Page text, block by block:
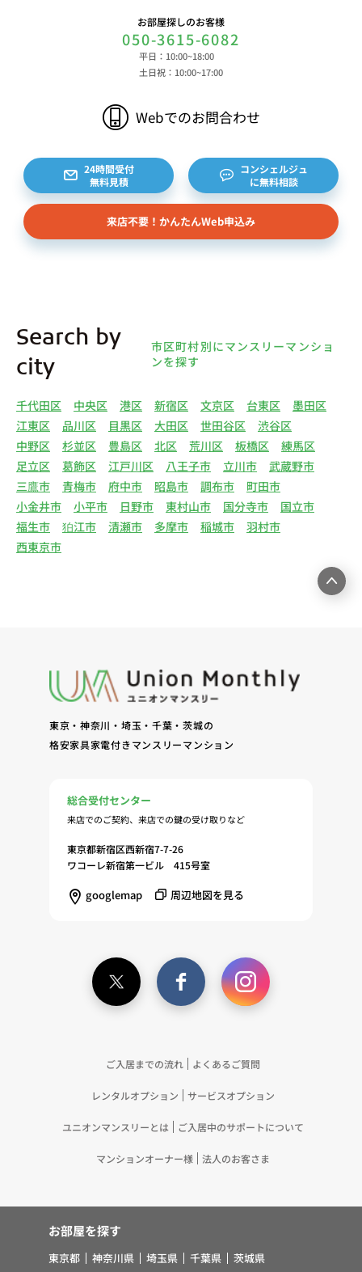
対するお問い合わせ・ご連絡等に関する情報等 ま
た、お客様の個人情報は、弊社のデータベースシス
テムに登録されます。登録されるお客様の個人情報
積書等をもとに登録されます。 （2）弊社と賃貸
借契約を締結している不動産所有者様および所有者
約等のお問合せをいただいた個人または企業、イン
ターネット上の不動産オーナーサイト等からの査定
依頼者、 公開情報などから取得した不動産所有者
様（以下総称して「オーナー様」といいます）の個
人情報を取得します。取得する個人情報は、上記
下記（1）～（13）における利用目的のために利用
し、また、利用目的を達成するために必要な範囲で
リー物件の紹介、利用契約に関する連絡、利用契約
の締結、履行。（2）弊社の他のマンスリー物件お
よびサービスの紹介ならびにお客様・オーナー様に
とって有用と思われる弊社提携先の商品・サービス
等を紹介するためのダイレクトメール、住環境向上
のためのアンケート等の発送（3）賃貸事業におけ
る情報・サービスを提供するための郵便物、電話、
電子メールまたは訪問等による営業活動（4）不動
産物件の紹介・賃貸借契約・サブリース契約等の締
客様およびオーナー様の管理（8）サービスの保
守、管理（9）サービスの改善のためおよびサービ
への同意に基づき、当ウェブサイトの利用履歴に関
する情報等の個人情報について、調査・分析会社、
事業者（以下「提携事業者等」といいます。）が既
に保有する個人情報と当社から取得する個人情報を
突合して、お客様の当ウェブサイトの利用履歴等の
調査・分析、広告の効果測定およびその結果を利用
を配信する等のマーケティング活動を行うため
ている個人情報を突合して「4.利用目的について」
記載の目的で利用するため（12）本ポリシーへの同
意に基づき、提携事業者等が取得した個人関連情報
るため（13）上記(1)～(12)に付随するアフターサ
よびご連絡等の実施
5.お客様・オーナー様の個人情報の第三者への提
供 （1）弊社は、次に掲げる場合を除き、弊社が
取り扱う個人情報を、あらかじめお客様およびオー
客様の同意を得ることが困難であるとき ③公衆衛
生の向上または児童の健全な育成の推進のために特
お部屋探しのお客様
050-3615-6082
平日：10:00~18:00
土日祝：10:00~17:00
Webでのお問合わせ
24時間受付
無料見積
コンシェルジュ
に無料相談
来店不要！かんたんWeb申込み
Search by
city
市区町村別にマンスリーマンショ
ンを探す
千代田区 中央区 港区 新宿区 文京区 台東区
墨田区
江東区
品川区 目黒区 大田区 世田谷区
渋谷区
中野区
杉並区 豊島区 北区 荒川区 板橋区
練馬区
足立区
葛飾区 江戸川区 八王子市 立川市
武蔵野市
三鷹市
青梅市 府中市 昭島市 調布市
町田市
小金井市
小平市 日野市 東村山市 国分寺市
国立市
福生市
狛江市 清瀬市 多摩市 稲城市
羽村市
西東京市
東京・神奈川・埼玉・千葉・茨城の
格安家具家電付きマンスリーマンション
総合受付センター
来店でのご契約、来店での鍵の受け取りなど
東京都新宿区西新宿7-7-26
ワコーレ新宿第一ビル 415号室
googlemap 周辺地図を見る
ご入居までの流れ よくあるご質問
レンタルオプション サービスオプション
ユニオンマンスリーとは ご入居中のサポートについて
マンションオーナー様 法人のお客さま
お部屋を探す
東京都 神奈川県 埼玉県 千葉県 茨城県